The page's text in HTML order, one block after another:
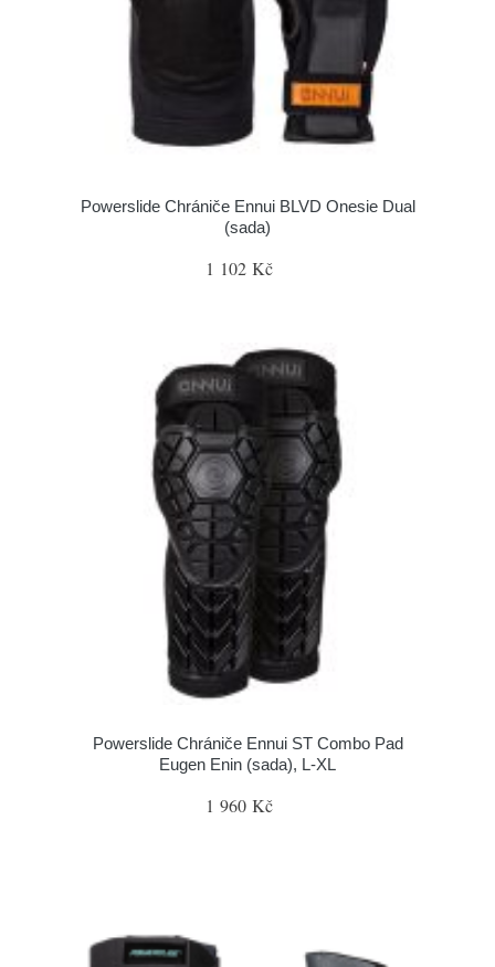
Powerslide Chrániče Ennui BLVD Onesie Dual
(sada)
1 102 Kč
Powerslide Chrániče Ennui ST Combo Pad
Eugen Enin (sada), L-XL
1 960 Kč